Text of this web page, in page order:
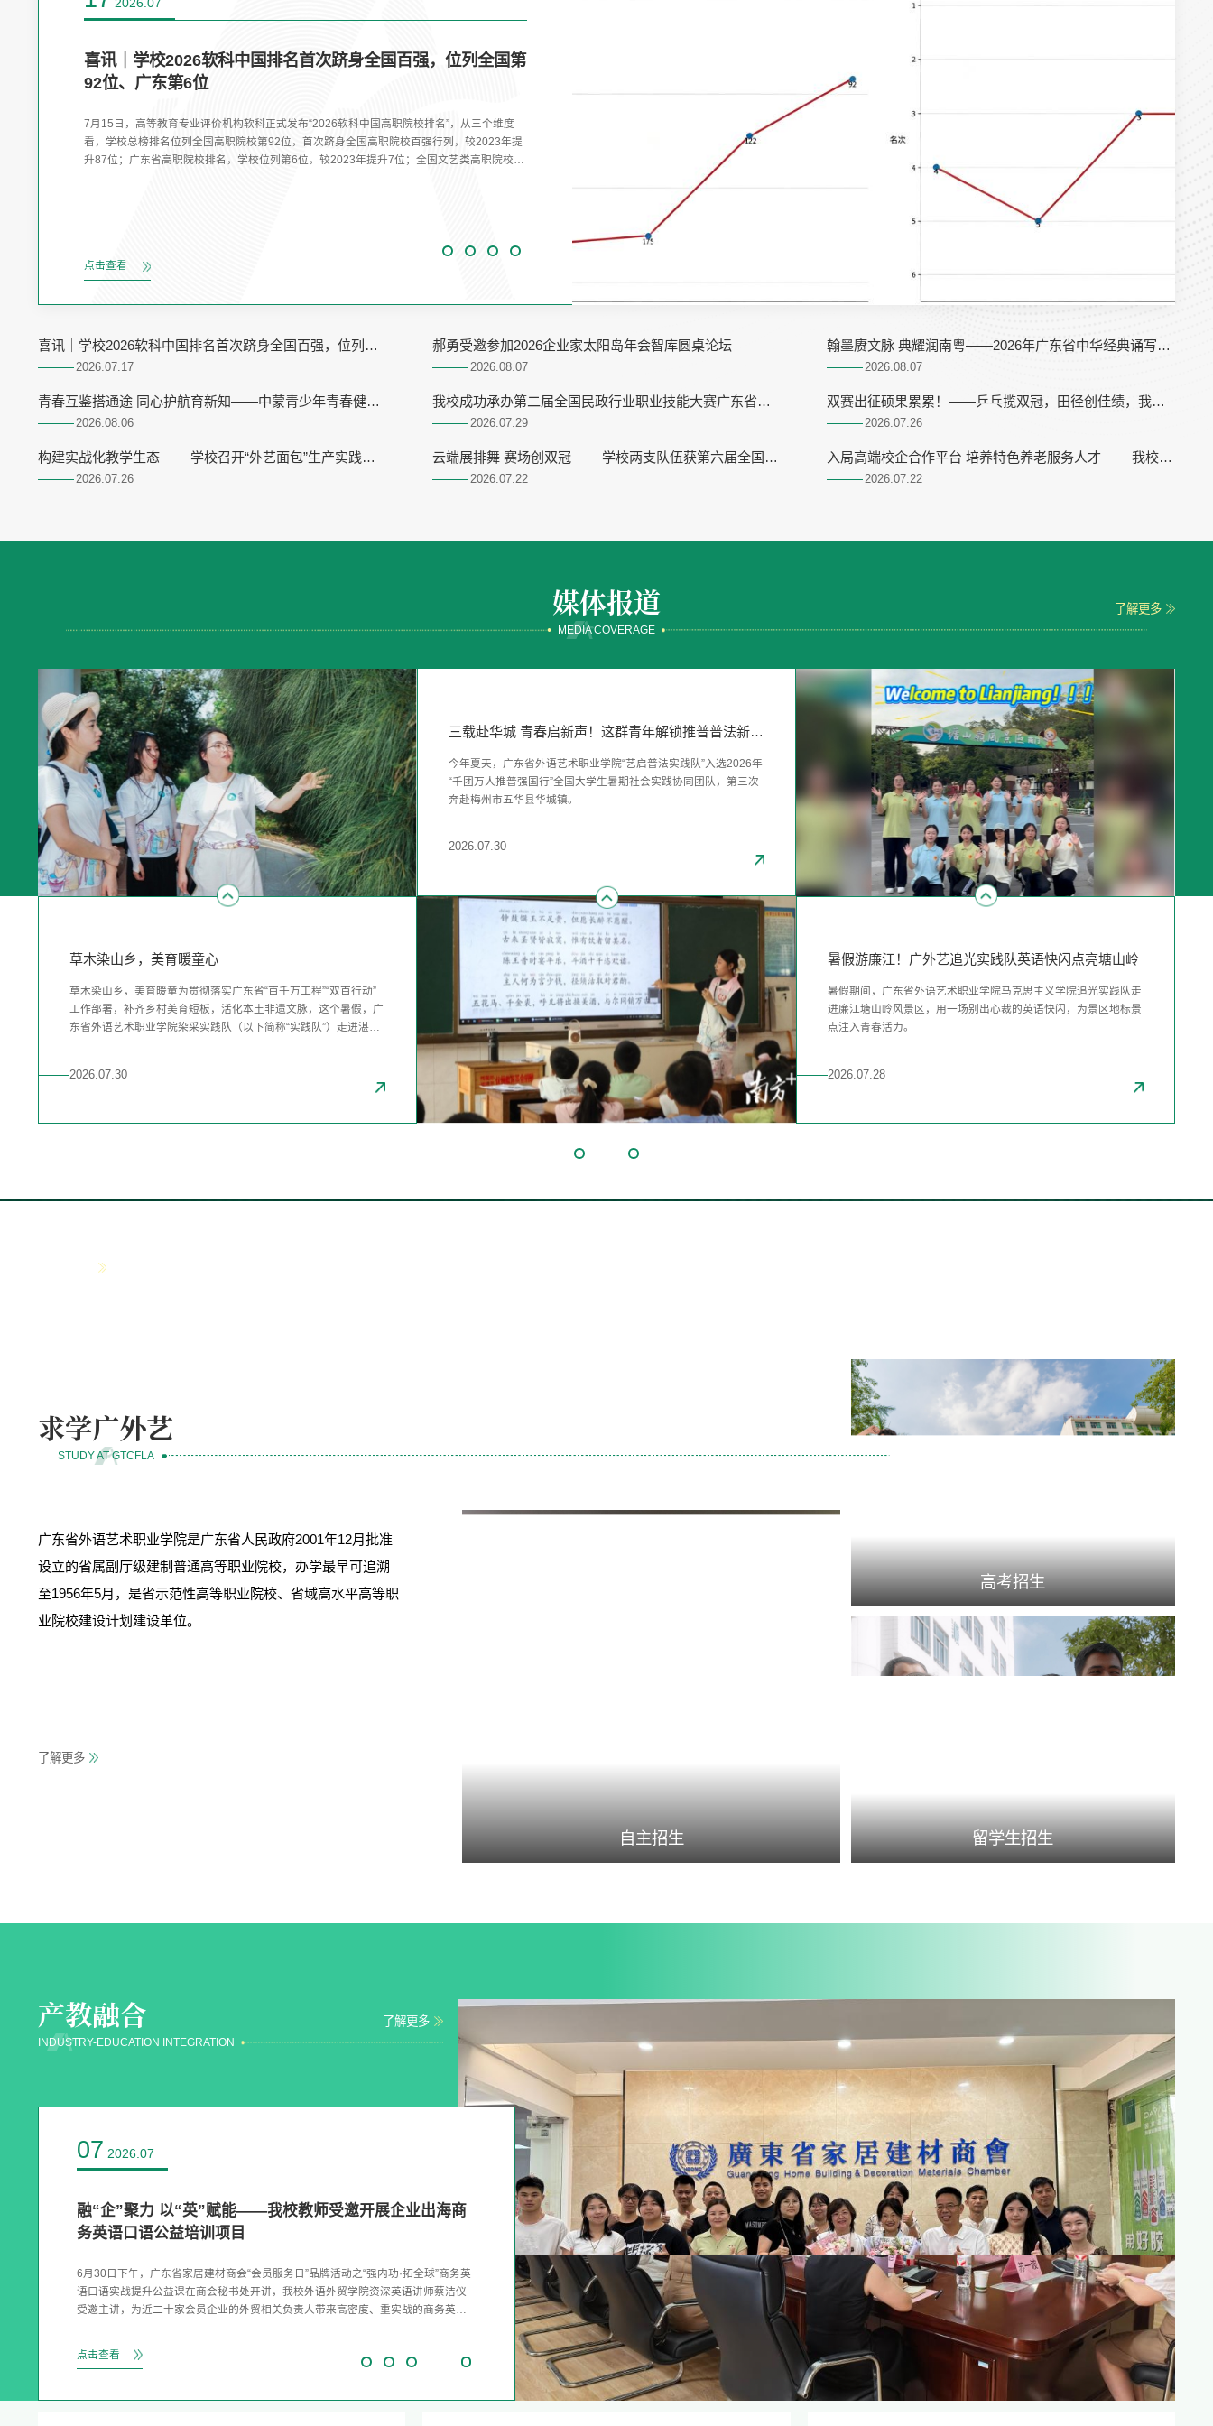
2026.07
锚定高质量发展目标，久久为功，勇攀高峰——学校召开上半
年工作总结会
7月14日上午，学校在五山校区召开2026年上半年工作总结会。学校党委书记马栩生，党委
副书记、校长郝勇分别作学校党委、行政工作专题讲话，全面总结上半年办学治校成效，客
观分析发展形势，统筹谋划应对之策，并对暑期重点工作进行部署。学校领导余晓英、张
点击查看
喜讯｜学校2026软科中国排名首次跻身全国百强，位列全
国第92位、广东第6位
17
2026.07
郝勇受邀参加2026企业家太阳岛年会智库圆桌论坛
07
2026.08
翰墨赓文脉 典耀润南粤——2026年广东省中华经典诵写讲
大赛“笔墨中国”暨第十七届广东省规范汉字书写大赛省复赛
07
2026.08
青春互鉴搭通途 同心护航育新知——中蒙青少年青春健康
交流活动走进我校
06
2026.08
我校成功承办第二届全国民政行业职业技能大赛广东省选
拔赛开、闭幕式和养老护理员赛项
29
2026.07
双赛出征硕果累累！——乒乓揽双冠，田径创佳绩，我校
全国大学生赛事捷报频传
26
2026.07
构建实战化教学生态 ——学校召开“外艺面包”生产实践项
目推进会
26
2026.07
云端展排舞 赛场创双冠 ——学校两支队伍获第六届全国校
园排舞展示大赛一等奖
22
2026.07
入局高端校企合作平台 培养特色养老服务人才 ——我校受
邀出席广东省政府与京东集团战略合作签约仪式
22
2026.07
媒体报道
MEDIA COVERAGE
了解更多
广外艺青年把AI短视频制作，带进壮瑶山乡
近日，广东省外语艺术职业学院“数智无碍”社会实践队（以下简称
“实践队”）走进清远市连山壮族瑶族自治县福堂镇，把一场“AI短视
频制作课”搬进了壮瑶山乡。
2026.07.28
扎根社区护航成长，广州高校学生用“小而暖”作答“百
在广东深入实施“百千万工程”的背景下，青年学子如何将社会实践
与服务基层紧密结合？今年暑期，广东省外语艺术职业学院“童心
伴”实践队走进广州市天河区天河南街，用一场场精心设计的特色
等非遗元素转化为孩子们听得懂、记得住的故事与游戏。队员们还
茬”等互动游戏中，让孩子们在闯关的欢呼声中主动记忆安全规
则。有孩子在赢得游戏后认真地对同伴说：“我记住啦，不能自己
去河边玩。”
2026.07.28
林间康养课温暖社区长者 广外艺学子走进越秀公园
盛夏时节，越秀公园白兰林间绿意盎然。这个暑假，广东青年大学
生“百千万工程”突击队——广东省外语艺术职业学院绿力同心实践
队走进越秀公园睡眠自然疗愈小径，依托园区“城央遵生”康养系列
万工程”落地见效。
2026.07.28
街巷里的青春答卷！广外艺学子以科普美育双轨实践
当青春脚步走进城市街巷肌理，当专业所长落地基层治理细微处，
一场科普润童心、艺术焕街巷的青年实践，正在广州白云区多个社
区温情上演。近日，广东省外语艺术职业学院智企航工作室两支专
能+美学焕新”双轨并行模式，为社区文明提质、基层治理增效递交
2026.07.30
广外艺师生行走东濠涌，在绿美广东实践中读懂“绿水
2012年12月，习近平总书记视察广州东濠涌时指出：“东濠涌以及
遍布广东各地的绿道，都是美丽中国、永续发展的局部细节。如果
方方面面都把这些细节做好，美丽中国的宏伟蓝图就能实现。”十
（以下简称“广外艺”）积极响应绿美广东生态建设部署，由马克思
带领下走进东濠涌，把课堂搬到碧水绿荫间，以青年视角记录羊城
生态蝶变故事，用专业所长赋能绿美广东生态建设。
2026.07.30
听！10位“00后”讲述东濠涌蝶变：带着水质检测仪行
一段河史，几度蝶变。2012年12月，习近平总书记视察广州东濠
涌时指出：“东濠涌以及遍布广东各地的绿道，都是美丽中国、永
续发展的局部细节。如果方方面面都把这些细节做好，美丽中国的
2026.07.30
草木染山乡，美育暖童心
草木染山乡，美育暖童为贯彻落实广东省“百千万工程”“双百行动”
工作部署，补齐乡村美育短板，活化本土非遗文脉，这个暑假，广
东省外语艺术职业学院染采实践队（以下简称“实践队”）走进湛江
研、非遗教学、文化策展于一体的乡村美育育人体系。
2026.07.30
三载赴华城 青春启新声！这群青年解锁推普普法新玩
今年夏天，广东省外语艺术职业学院“艺启普法实践队”入选2026年
“千团万人推普强国行”全国大学生暑期社会实践协同团队，第三次
奔赴梅州市五华县华城镇。
2026.07.30
暑假游廉江！广外艺追光实践队英语快闪点亮塘山岭
暑假期间，广东省外语艺术职业学院马克思主义学院追光实践队走
进廉江塘山岭风景区，用一场别出心裁的英语快闪，为景区地标景
点注入青春活力。
2026.07.28
广外艺青年把AI短视频制作，带进壮瑶山乡
近日，广东省外语艺术职业学院“数智无碍”社会实践队（以下简称
“实践队”）走进清远市连山壮族瑶族自治县福堂镇，把一场“AI短视
频制作课”搬进了壮瑶山乡。
2026.07.28
扎根社区护航成长，广州高校学生用“小而暖”作答“百
在广东深入实施“百千万工程”的背景下，青年学子如何将社会实践
与服务基层紧密结合？今年暑期，广东省外语艺术职业学院“童心
伴”实践队走进广州市天河区天河南街，用一场场精心设计的特色
等非遗元素转化为孩子们听得懂、记得住的故事与游戏。队员们还
茬”等互动游戏中，让孩子们在闯关的欢呼声中主动记忆安全规
则。有孩子在赢得游戏后认真地对同伴说：“我记住啦，不能自己
去河边玩。”
2026.07.28
林间康养课温暖社区长者 广外艺学子走进越秀公园
盛夏时节，越秀公园白兰林间绿意盎然。这个暑假，广东青年大学
生“百千万工程”突击队——广东省外语艺术职业学院绿力同心实践
队走进越秀公园睡眠自然疗愈小径，依托园区“城央遵生”康养系列
万工程”落地见效。
2026.07.28
街巷里的青春答卷！广外艺学子以科普美育双轨实践
当青春脚步走进城市街巷肌理，当专业所长落地基层治理细微处，
一场科普润童心、艺术焕街巷的青年实践，正在广州白云区多个社
区温情上演。近日，广东省外语艺术职业学院智企航工作室两支专
能+美学焕新”双轨并行模式，为社区文明提质、基层治理增效递交
2026.07.30
广外艺师生行走东濠涌，在绿美广东实践中读懂“绿水
2012年12月，习近平总书记视察广州东濠涌时指出：“东濠涌以及
遍布广东各地的绿道，都是美丽中国、永续发展的局部细节。如果
方方面面都把这些细节做好，美丽中国的宏伟蓝图就能实现。”十
（以下简称“广外艺”）积极响应绿美广东生态建设部署，由马克思
带领下走进东濠涌，把课堂搬到碧水绿荫间，以青年视角记录羊城
生态蝶变故事，用专业所长赋能绿美广东生态建设。
2026.07.30
听！10位“00后”讲述东濠涌蝶变：带着水质检测仪行
一段河史，几度蝶变。2012年12月，习近平总书记视察广州东濠
涌时指出：“东濠涌以及遍布广东各地的绿道，都是美丽中国、永
续发展的局部细节。如果方方面面都把这些细节做好，美丽中国的
2026.07.30
广东省外语艺术职业学院2026年公开招聘工作人员考试综合成绩及体检与考察安排公告
广东省外语艺术职业学院2026年公开招聘工作人员会议评审公告
广东省外语艺术职业学院2026年集中公开招聘高校毕业生拟聘人员公示（第一批）
2026-07-30 关于中小学相关赛事培训收费标准的公示
求学广外艺
STUDY AT GTCFLA
广东省外语艺术职业学院是广东省人民政府2001年12月批准
设立的省属副厅级建制普通高等职业院校，办学最早可追溯
至1956年5月，是省示范性高等职业院校、省域高水平高等职
业院校建设计划建设单位。
了解更多
自主招生
高考招生
留学生招生
产教融合
INDUSTRY-EDUCATION INTEGRATION
了解更多
07 2026.07
【访企拓岗促就业】基础教育学院走访广州昇格传媒
7月3日，基础教育学院一行赴广州昇格传媒有限公司开展访企拓岗调研。作为扎根
广州十年的本土头部影视企业，昇格传媒已形成“院线电影+网络电影+动漫+短剧”全
链条布局，参与出品的《扫毒2》票房达12.9亿，短剧《英歌》《醒狮从未眠》等岭
关负责人介绍，当前影视行业呈现...
点击查看
08 2026.08
广外艺参加2026企业家太阳岛年会智库论坛
点击查看
22 2026.07
“羊城技能加油站”广外艺财会金融学院AI学堂第一期培训圆
满完成
为提升学校财经商贸专业的社会服务能力，7月16日至17日，“羊城技能加油站”首批
院校型站点——广外艺财会金融学院AI学堂第一期培训如期召开，共有21名学员顺
利完成培训。学校党委委员、副校长李敏玉，广州市天河区燕塘社区党群服务中心
年启动建设的职业技能培训服务体系...
点击查看
07 2026.07
产教融合赋能托幼发展 ——2026年全国学前教育与托育服
务产教融合共同体年会在我校圆满举行
6月30日，2026年全国学前教育与托育服务产教融合共同体年会在我校举办。来自
国内多所本科及中高职院校的学前教育、托育领域教育工作者，以及行业企业代
表，齐聚我校，围绕托幼人才培养、产教深度融合展开高水平研讨。图：会议现场
效协同发展等核心议题，推动院校、行业...
点击查看
07 2026.07
融“企”聚力 以“英”赋能——我校教师受邀开展企业出海商
务英语口语公益培训项目
6月30日下午，广东省家居建材商会“会员服务日”品牌活动之“强内功·拓全球”商务英
语口语实战提升公益课在商会秘书处开讲，我校外语外贸学院资深英语讲师蔡洁仪
受邀主讲，为近二十家会员企业的外贸相关负责人带来高密度、重实战的商务英语
对”为目标，围绕企业出海...
点击查看
07 2026.07
【访企拓岗促就业】基础教育学院走访广州昇格传媒
7月3日，基础教育学院一行赴广州昇格传媒有限公司开展访企拓岗调研。作为扎根
广州十年的本土头部影视企业，昇格传媒已形成“院线电影+网络电影+动漫+短剧”全
链条布局，参与出品的《扫毒2》票房达12.9亿，短剧《英歌》《醒狮从未眠》等岭
关负责人介绍，当前影视行业呈现...
点击查看
08 2026.08
广外艺参加2026企业家太阳岛年会智库论坛
点击查看